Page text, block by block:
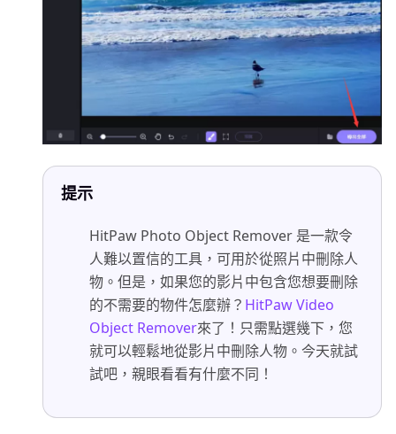
提示
HitPaw Photo Object Remover 是一款令
人難以置信的工具，可用於從照片中刪除人
物。但是，如果您的影片中包含您想要刪除
的不需要的物件怎麼辦？ HitPaw Video
Object Remover來了！只需點選幾下，您
就可以輕鬆地從影片中刪除人物。今天就試
試吧，親眼看看有什麼不同！